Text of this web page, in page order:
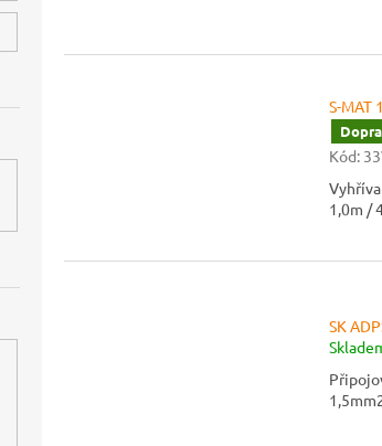
S-MAT
Kód:
1,0m /
SK